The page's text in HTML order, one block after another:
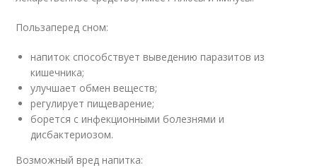
Пользаперед сном:
напиток способствует выведению паразитов из
кишечника;
улучшает обмен веществ;
регулирует пищеварение;
борется с инфекционными болезнями и
дисбактериозом.
Возможный вред напитка: